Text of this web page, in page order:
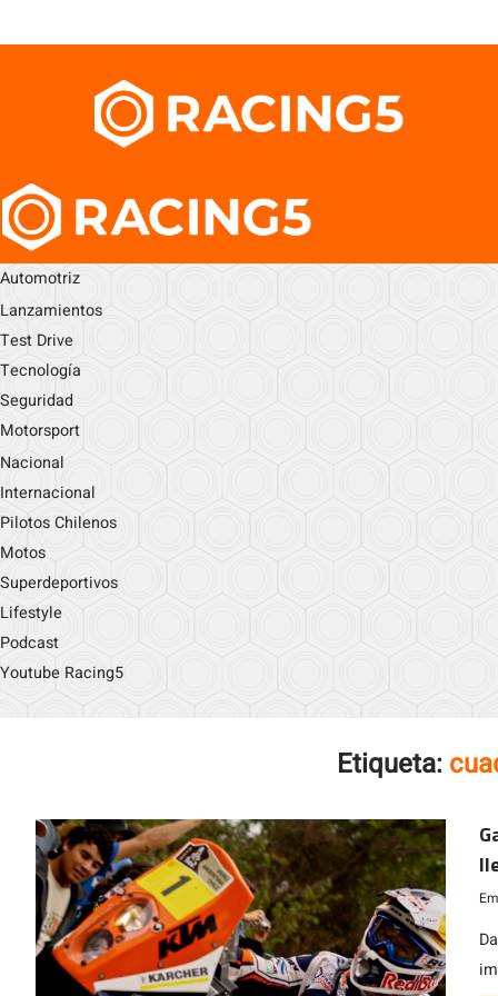
Automotriz
Lanzamientos
Test Drive
Tecnología
Seguridad
Motorsport
Nacional
Internacional
Pilotos Chilenos
Motos
Superdeportivos
Lifestyle
Podcast
Youtube Racing5
Etiqueta: